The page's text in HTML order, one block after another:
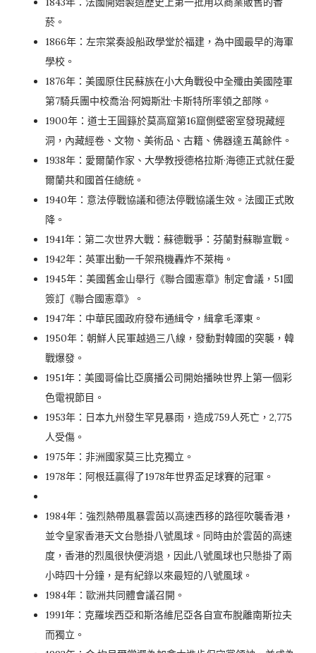
菸。
1866年：左宗棠奏設船政學堂於福建，為中國最早的海軍
學校。
1876年：美國原住民蘇族在小大角戰役中全殲由美國陸軍
第7騎兵團中校喬治·阿姆斯壯·卡斯特所率領之部隊。
1900年：道士王圓籙於莫高窟第16窟側壁密室發現藏經
洞，內藏經卷、文物、美術品、古籍、佛器達五萬餘件。
1938年：愛爾蘭作家、大學教授德格拉斯·海德正式就任愛
爾蘭共和國首任總統。
1940年：意法停戰協議和德法停戰協議生效。法國正式敗
降。
1941年：第二次世界大戰：蘇德戰爭：芬蘭對蘇聯宣戰。
1942年：英軍出動一千架飛機轟炸不萊梅。
1945年：美國舊金山舉行《聯合國憲章》制定會議，51國
簽訂《聯合國憲章》。
1947年：中華民國政府發布通緝令，緝拿毛澤東。
1950年：朝鮮人民軍越過三八線，發動對韓國的突襲，韓
戰爆發。
1951年：美國哥倫比亞廣播公司開始播映世界上第一個彩
色電視節目。
1953年：日本九州發生罕見暴雨，造成759人死亡，2,775
人受傷。
1975年：非洲國家莫三比克獨立。
1978年：阿根廷贏得了1978年世界盃足球賽的冠軍。
1984年：強烈熱帶風暴雲茵以高速西移的路徑吹襲香港，
並令皇家香港天文台懸掛八號風球。同時由於雲茵的高速
度，香港的烈風很快便消退，因此八號風球也只懸掛了兩
小時四十分鐘，是有紀錄以來最短的八號風球。
1984年：歐洲共同體會議召開。
1991年：克羅埃西亞和斯洛維尼亞各自宣布脫離南斯拉夫
而獨立。